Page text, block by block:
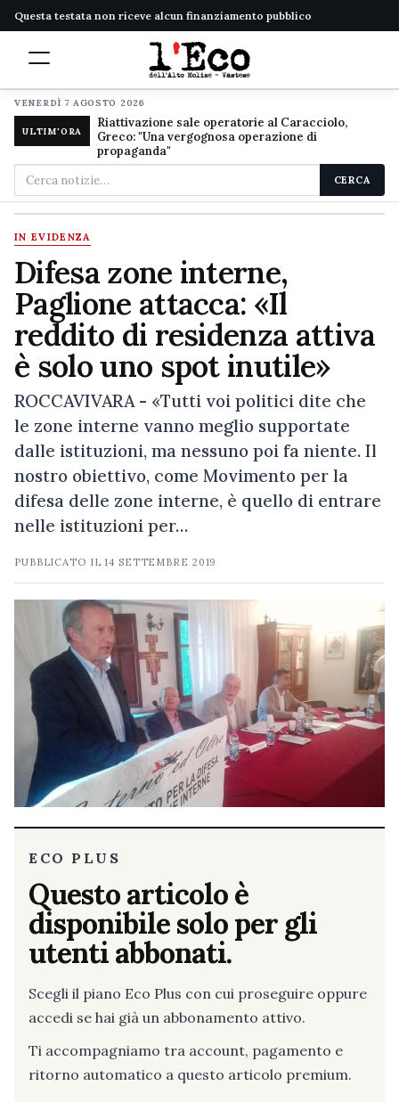
Questa testata non riceve alcun finanziamento pubblico
VENERDÌ 7 AGOSTO 2026
ULTIM'ORA
Riattivazione sale operatorie al Caracciolo,
Greco: "Una vergognosa operazione di
propaganda"
Cerca
nel
sito
CERCA
IN EVIDENZA
Difesa zone interne,
Paglione attacca: «Il
reddito di residenza attiva
è solo uno spot inutile»
ROCCAVIVARA - «Tutti voi politici dite che
le zone interne vanno meglio supportate
dalle istituzioni, ma nessuno poi fa niente. Il
nostro obiettivo, come Movimento per la
difesa delle zone interne, è quello di entrare
nelle istituzioni per…
PUBBLICATO IL14 SETTEMBRE 2019
ECO PLUS
Questo articolo è
disponibile solo per gli
utenti abbonati.
Scegli il piano Eco Plus con cui proseguire oppure
accedi se hai già un abbonamento attivo.
Ti accompagniamo tra account, pagamento e
ritorno automatico a questo articolo premium.